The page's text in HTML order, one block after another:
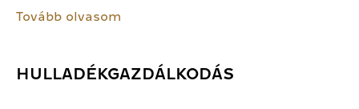
Tovább olvasom
HULLADÉKGAZDÁLKODÁS